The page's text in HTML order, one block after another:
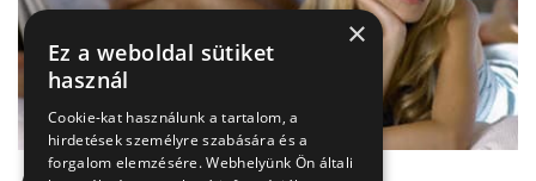
×
Ez a weboldal sütiket
használ
Cookie-kat használunk a tartalom, a
hirdetések személyre szabására és a
forgalom elemzésére. Webhelyünk Ön általi